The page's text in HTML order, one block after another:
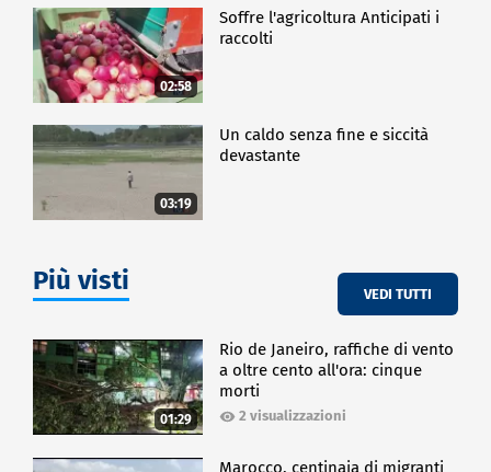
02:58
Soffre l'agricoltura Anticipati i
raccolti
03:19
Un caldo senza fine e siccità
devastante
Più visti VEDI TUTTI
01:29
Rio de Janeiro, raffiche di vento
a oltre cento all'ora: cinque
morti
2 visualizzazioni
Marocco, centinaia di migranti